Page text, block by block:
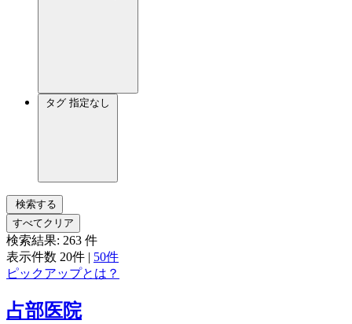
タグ 指定なし
検索する
すべてクリア
検索結果: 263 件
表示件数 20件 | 50件
ピックアップとは？
占部医院